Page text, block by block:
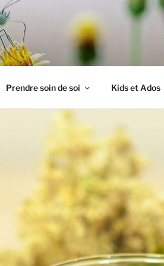
Prendre soin de soi Kids et Ados